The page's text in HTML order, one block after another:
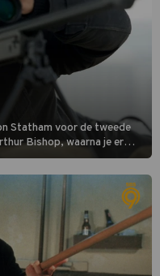
Statham voor de tweede
Bishop, waarna je er
geplande pensioen niet